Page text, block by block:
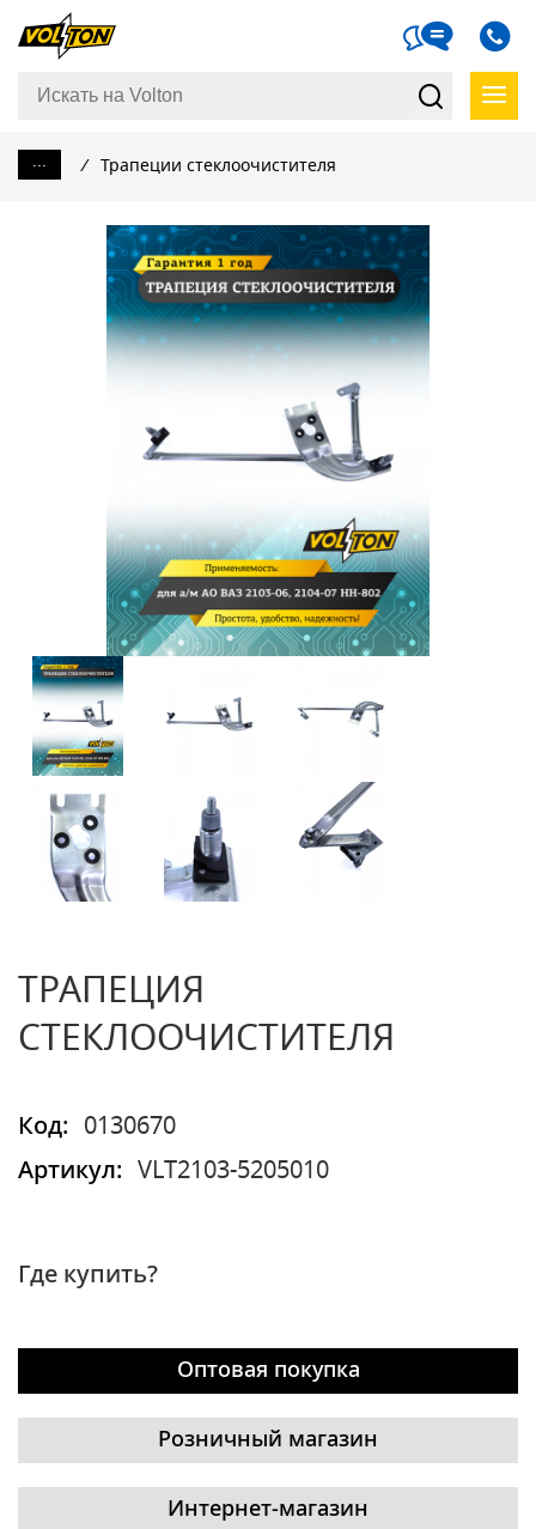
... / Трапеции стеклоочистителя
ТРАПЕЦИЯ
СТЕКЛООЧИСТИТЕЛЯ
Код:
0130670
Артикул:
VLT2103-5205010
Где купить?
Оптовая покупка
Розничный магазин
Интернет-магазин